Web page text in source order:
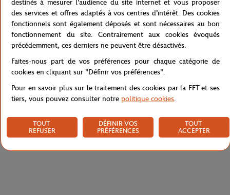
fans de tennis. Pour un look 100% Roland-Garros, les jeunes fans
de Internationaux de France adoreront le t-shirt capsule.
Référence :RPOB0119-TBA
Caractéristiques
Livraison et retours
destinés à mesurer l'audience du site internet et vous proposer
des services et offres adaptés à vos centres d'intérêt. Des cookies
fonctionnels sont également déposés et sont nécessaires au bon
fonctionnement du site. Contrairement aux cookies évoqués
précédemment, ces derniers ne peuvent être désactivés.
Faites-nous part de vos préférences pour chaque catégorie de
cookies en cliquant sur "Définir vos préférences".
Pour en savoir plus sur le traitement des cookies par la FFT et ses
tiers, vous pouvez consulter notre politique cookies.
TOUT
REFUSER
DÉFINIR VOS
PRÉFÉRENCES
TOUT
ACCEPTER